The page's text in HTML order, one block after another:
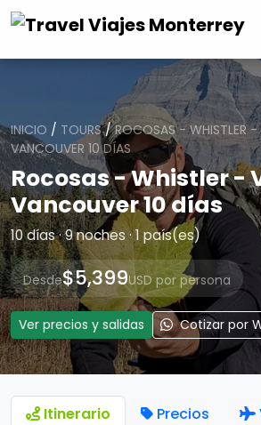
INICIO / TOURS/ROCOSAS - WHISTLER
VANCOUVER 10 DÍAS
Rocosas - Whistler -
Vancouver 10 días
10 días · 9 noches · 1 país(es)
Desde$5,399USD por persona
Ver precios y salidas Cotizar por
Itinerario Precios